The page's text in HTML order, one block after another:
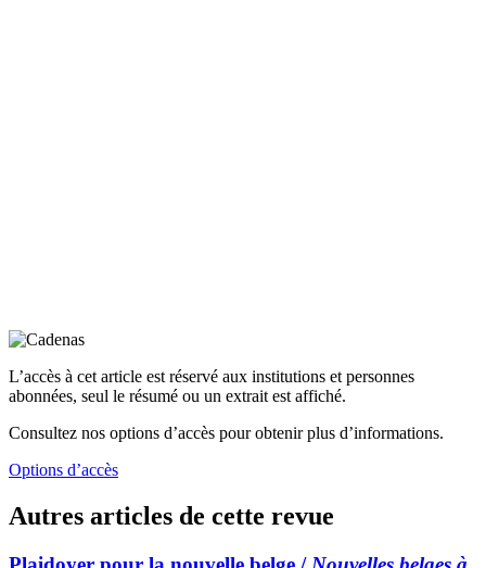
L’accès à cet article est réservé aux institutions et personnes
abonnées, seul le résumé ou un extrait est affiché.
Consultez nos options d’accès pour obtenir plus d’informations.
Options d’accès
Autres articles de cette revue